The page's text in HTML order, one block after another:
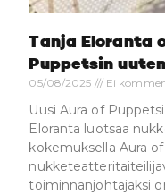
Tanja Eloranta
Puppetsin
05/08/2025 Ei
Uusi Aura of
Eloranta luotsaa
kokemuksella Aura
toiminnanjohtajaksi